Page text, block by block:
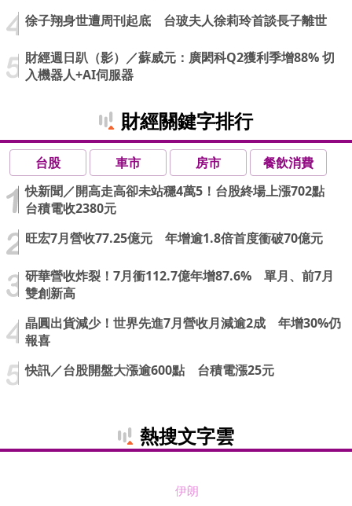
徐子翔身世遭周刊起底 台玻夫人徐莉玲首談長子離世
財經週日趴（影）／蘇威元：廣閎科Q2獲利季增88% 切
入機器人+AI伺服器
財經關鍵字排行
台股 車市 房市
餐飲消費
快新聞／開高走高卻未站穩4萬5！台股終場上漲702點
台積電收2380元
旺宏7月營收77.25億元 年增逾1.8倍首度衝破70億元
研華營收炸裂！7月衝112.7億年增87.6% 單月、前7月
雙創新高
晶圓出貨減少！世界先進7月營收月減逾2成 年增30%仍
報喜
快訊／台股開盤大漲逾600點 台積電漲25元
熱搜文字雲
伊朗